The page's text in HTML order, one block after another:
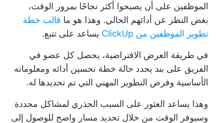
الموظفين على أن يصبحوا أكثر نجاحًا بمرور الوقت،
بغض النظر عن أدائهم الحالي. وهذا هو ما قالب خطة
تطوير الموظفين من ClickUp
يساعد على تتبع.
في طريقة العرض الافتراضية، يحصل كل عضو في
الفريق على بند يحدد حالة خطة تحسين أدائه ومعلوماته
الأساسية وفرص التطوير المهني التي تم تحديدها له.
وهذا يساعد العثور على السبب الجذري لمشاكل محددة
وسيوفر الوقت من خلال تحديد مسار واضح للوصول إلى